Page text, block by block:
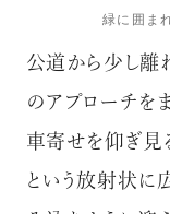
緑に囲ま
公道から少し離
のアプローチを
車寄せを仰ぎ見
という放射状に